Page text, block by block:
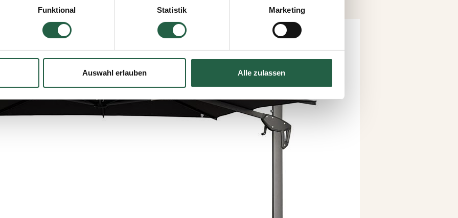
indem Sie das Kästchen neben dem Zweck anklicken und auf „Einstellungen
Funktional Statistik Marketing
Auswahl erlauben Alle zulassen